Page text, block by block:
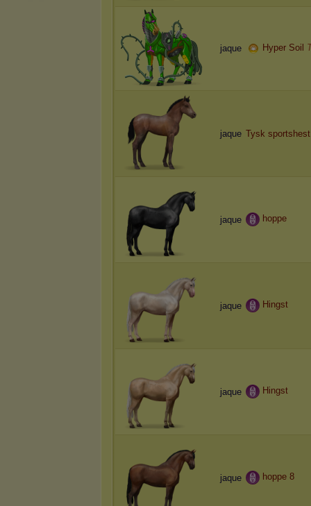
jaque Hyper Soil
jaque Tysk sportshest
jaque hoppe
jaque Hingst
jaque Hingst
jaque hoppe 8